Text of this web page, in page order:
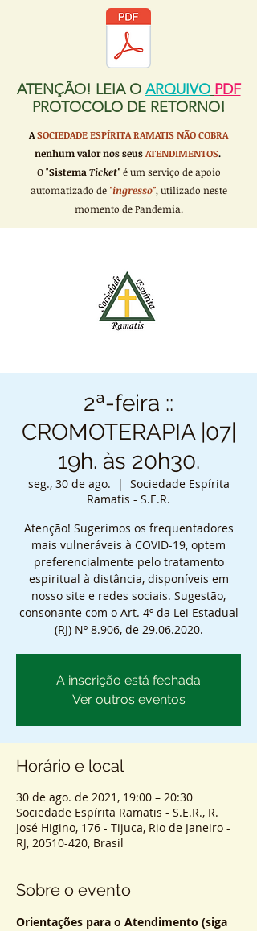
ATENÇÃO! LEIA O ARQUIVO PDF
PROTOCOLO DE RETORNO!
ASOCIEDADE ESPÍRITA RAMATISNÃO COBRA
nenhum valor nos seusATENDIMENTOS.
O "Sistema Ticket"é um serviço de apoio
automatizado de"ingresso", utilizado neste
momento de Pandemia.
2ª-feira ::
CROMOTERAPIA |07|
19h. às 20h30.
seg., 30 de ago.
  |
Sociedade Espírita
Ramatis - S.E.R.
Atenção! Sugerimos os frequentadores
mais vulneráveis à COVID-19, optem
preferencialmente pelo tratamento
espiritual à distância, disponíveis em
nosso site e redes sociais. Sugestão,
consonante com o Art. 4º da Lei Estadual
(RJ) Nº 8.906, de 29.06.2020.
A inscrição está fechada
Ver outros eventos
Horário e local
30 de ago. de 2021, 19:00 – 20:30
Sociedade Espírita Ramatis - S.E.R., R.
José Higino, 176 - Tijuca, Rio de Janeiro -
RJ, 20510-420, Brasil
Sobre o evento
Orientações para o Atendimento (siga